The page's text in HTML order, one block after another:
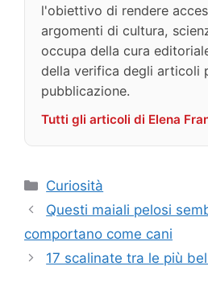
l'obiettivo di rendere
argomenti di cultura,
occupa della cura
della verifica degli articoli
pubblicazione.
Tutti gli articoli di Elena
Categorie
Curiosità
Questi maiali pelosi
comportano come cani
17 scalinate tra le più